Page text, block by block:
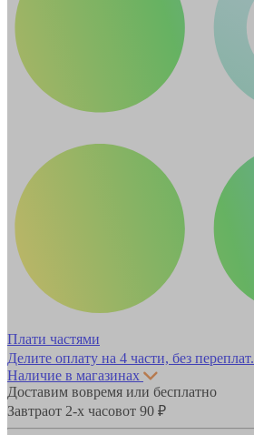
Плати частями
Делите оплату на 4 части, без переплат.
Наличие в магазинах
Доставим вовремя или бесплатно
Завтраот 2-х часовот 90 ₽